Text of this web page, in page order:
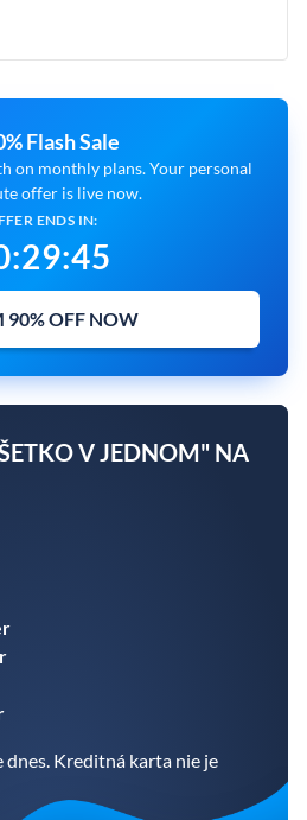
Flash Sale
on monthly plans. Your personal
offer is live now.
ENDS IN:
:29:44
90% OFF NOW
V JEDNOM" NA
Kreditná karta nie je